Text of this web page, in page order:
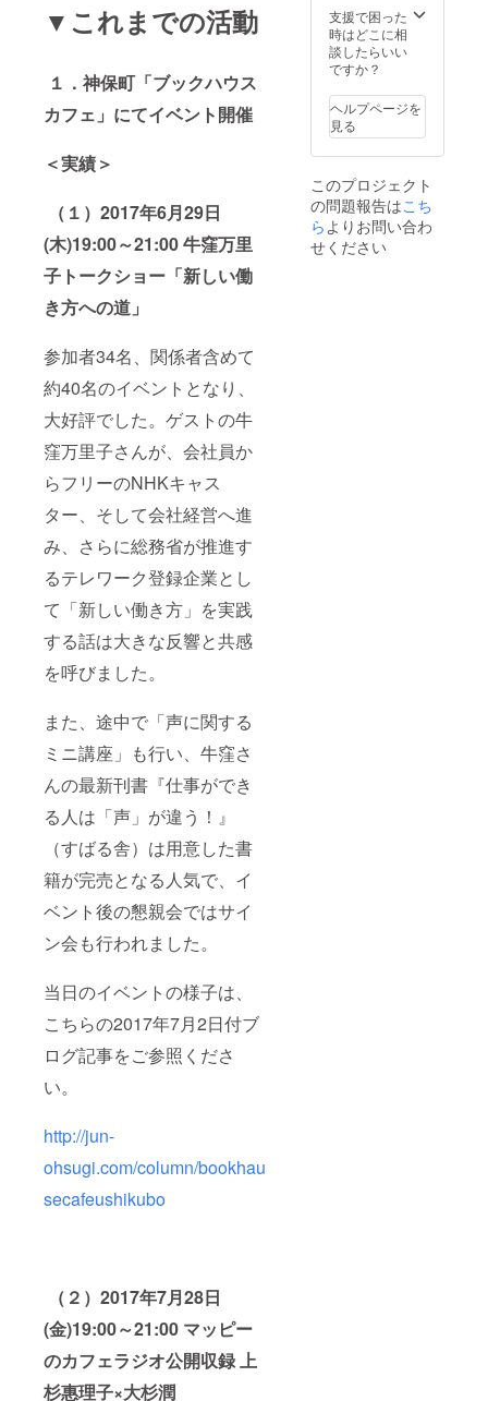
▼これまでの活動
１．神保町「ブックハウス
カフェ」にてイベント開催
＜実績＞
（１）2017年6月29日
(木)19:00～21:00 牛窪万里
子トークショー「新しい働
き方への道」
参加者34名、関係者含めて
約40名のイベントとなり、
大好評でした。ゲストの牛
窪万里子さんが、会社員か
らフリーのNHKキャス
ター、そして会社経営へ進
み、さらに総務省が推進す
るテレワーク登録企業とし
て「新しい働き方」を実践
する話は大きな反響と共感
を呼びました。
また、途中で「声に関する
ミニ講座」も行い、牛窪さ
んの最新刊書『仕事ができ
る人は「声」が違う！』
（すばる舎）は用意した書
籍が完売となる人気で、イ
ベント後の懇親会ではサイ
ン会も行われました。
当日のイベントの様子は、
こちらの2017年7月2日付ブ
ログ記事をご参照くださ
い。
http://jun-
ohsugi.com/column/bookhau
secafeushikubo
（２）2017年7月28日
(金)19:00～21:00 マッピー
のカフェラジオ公開収録 上
杉惠理子×大杉潤
デミー
学長）
③石井
めぐみ
（女優･
国立市
議会議
員）④
子さん
（書籍
編集
者）⑤
上杉惠
５名よ
り選択
＋大杉
潤との
会食）
①牛窪
万里子
さん
NHK
キャス
ター）
②三宅
哲之さ
グ3ヶ月
（3ヶ月
特別
コース
円相
当）
４．起
業や出
するワ
ンポイ
ント･ア
ドバイ
スがも
支援で困った
時はどこに相
談したらいい
ですか？
ヘルプページを
見る
このプロジェクト
の問題報告はこち
ら よりお問い合わ
せください